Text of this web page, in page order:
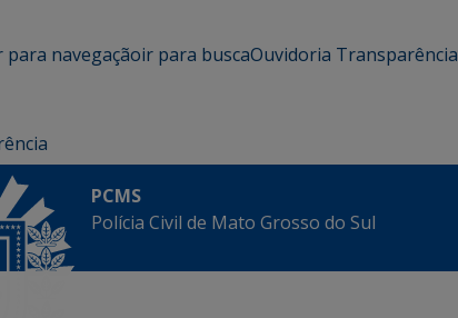
para navegaçãoir para buscaOuvidoria Transparência
PCMS
Polícia Civil de Mato Grosso do Sul